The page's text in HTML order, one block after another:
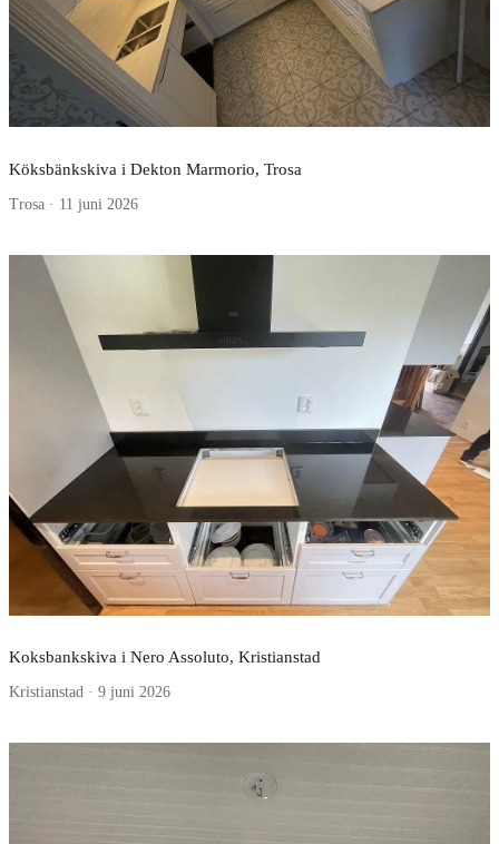
Köksbänkskiva i Dekton Marmorio, Trosa
Trosa · 11 juni 2026
Koksbankskiva i Nero Assoluto, Kristianstad
Kristianstad · 9 juni 2026